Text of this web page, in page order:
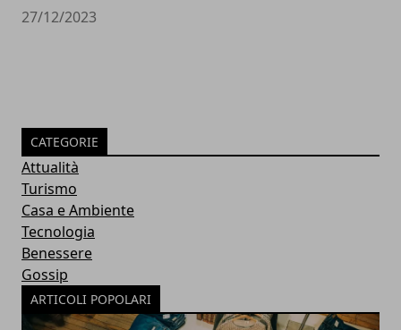
27/12/2023
CATEGORIE
Attualità
Turismo
Casa e Ambiente
Tecnologia
Benessere
Gossip
ARTICOLI POPOLARI